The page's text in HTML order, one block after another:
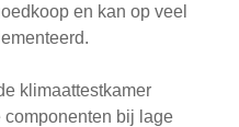
en kan op veel
klimaattestkamer
componenten bij lage